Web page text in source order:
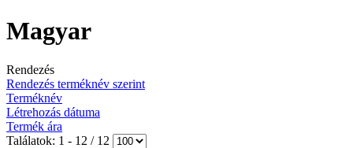
Magyar
Rendezés
Rendezés terméknév szerint
Terméknév
Létrehozás dátuma
Termék ára
Találatok: 1 - 12 / 12